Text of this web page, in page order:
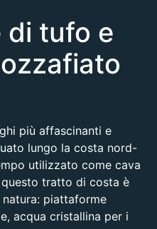
di tufo e
più affascinanti e
lungo la costa nord-
utilizzato come cava
tratto di costa è
piattaforme
acqua cristallina per i